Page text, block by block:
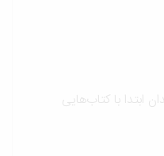
ابتدا با کتاب‌هایی